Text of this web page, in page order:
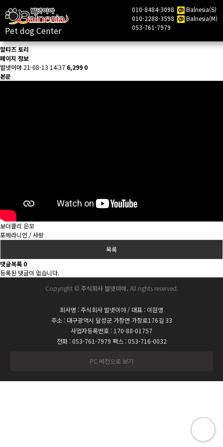
Pet dog Center
010-8484-3098
Balnesia(S)
010-2288-3598
Balnesia(M)
053-761-7979
말티즈 토리
페이지 정보
발넷이야 21-08-13 14:37 6,299 0
본문
보더콜리 은꼬
포메라니언 / 사랑
목록
댓글목록 0
등록된 댓글이 없습니다.
Copyright © 주식회사 발넷이야. All rights reserved.
회사명 : 주식회사 발넷이야 / 대표 : 이원영
주소 : 대구광역시 달성군 가창면 가창로176길 33
사업자등록번호 : 170-88-01757
전화 : 053-761-7979 팩스 : 053-716-0032
PC 버전으로 보기